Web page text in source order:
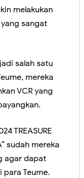
melakukan
sangat
salah satu
mereka
VCR yang
TREASURE
sudah mereka
agar dapat
Teume.